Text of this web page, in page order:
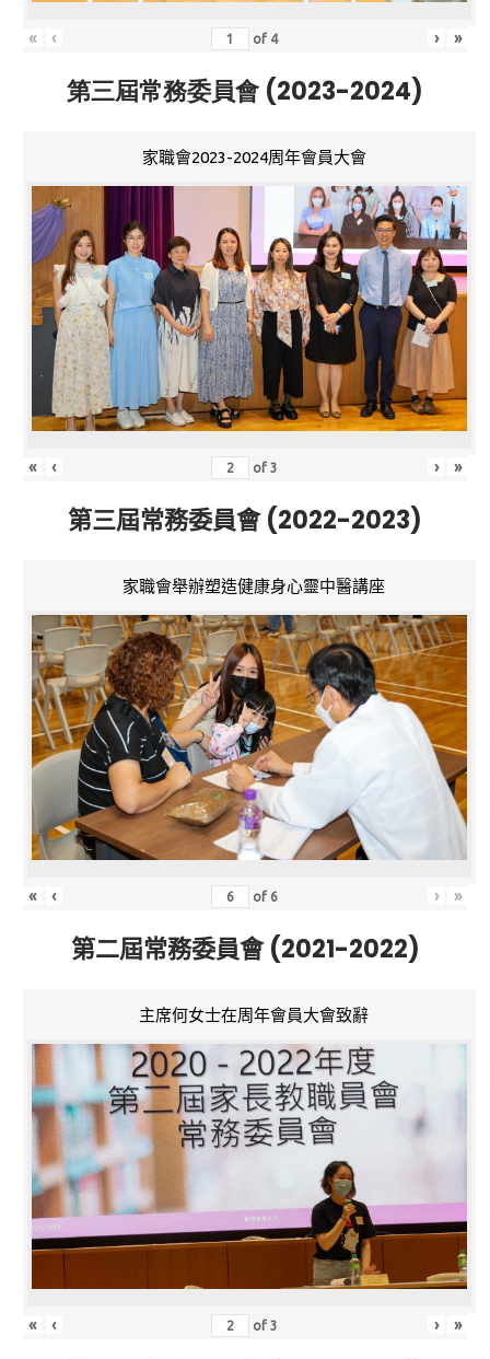
« ‹ of 4 › »
第三屆常務委員會 (2023-2024)
家職會2023-2024周年會員大會
« ‹ of3 › »
第三屆常務委員會 (2022-2023)
家職會舉辦塑造健康身心靈中醫講座
« ‹ of 6 › »
第二屆常務委員會 (2021-2022)
主席何女士在周年會員大會致辭
« ‹ of3 › »